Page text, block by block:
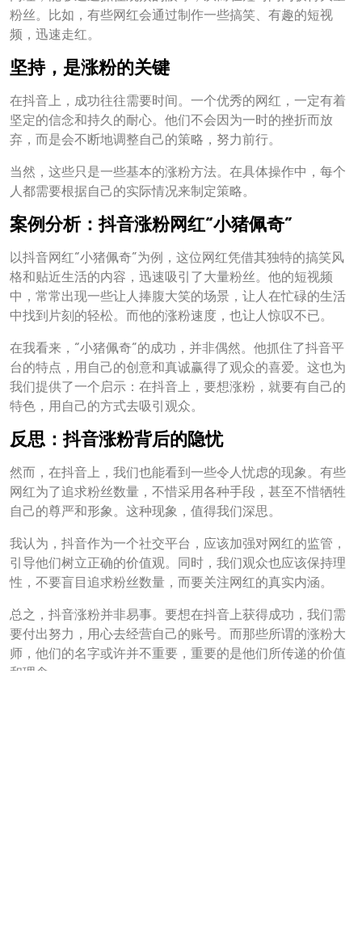
粉丝。比如，有些网红会通过制作一些搞笑、有趣的短视
频，迅速走红。
坚持，是涨粉的关键
在抖音上，成功往往需要时间。一个优秀的网红，一定有着
坚定的信念和持久的耐心。他们不会因为一时的挫折而放
弃，而是会不断地调整自己的策略，努力前行。
当然，这些只是一些基本的涨粉方法。在具体操作中，每个
人都需要根据自己的实际情况来制定策略。
案例分析：抖音涨粉网红“小猪佩奇”
以抖音网红“小猪佩奇”为例，这位网红凭借其独特的搞笑风
格和贴近生活的内容，迅速吸引了大量粉丝。他的短视频
中，常常出现一些让人捧腹大笑的场景，让人在忙碌的生活
中找到片刻的轻松。而他的涨粉速度，也让人惊叹不已。
在我看来，“小猪佩奇”的成功，并非偶然。他抓住了抖音平
台的特点，用自己的创意和真诚赢得了观众的喜爱。这也为
我们提供了一个启示：在抖音上，要想涨粉，就要有自己的
特色，用自己的方式去吸引观众。
反思：抖音涨粉背后的隐忧
然而，在抖音上，我们也能看到一些令人忧虑的现象。有些
网红为了追求粉丝数量，不惜采用各种手段，甚至不惜牺牲
自己的尊严和形象。这种现象，值得我们深思。
我认为，抖音作为一个社交平台，应该加强对网红的监管，
引导他们树立正确的价值观。同时，我们观众也应该保持理
性，不要盲目追求粉丝数量，而要关注网红的真实内涵。
总之，抖音涨粉并非易事。要想在抖音上获得成功，我们需
要付出努力，用心去经营自己的账号。而那些所谓的涨粉大
师，他们的名字或许并不重要，重要的是他们所传递的价值
和理念。